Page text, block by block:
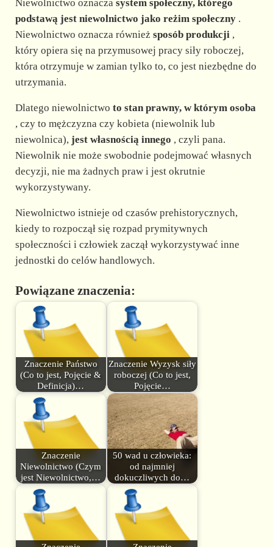
Niewolnictwo oznacza system społeczny, którego
podstawą jest niewolnictwo jako reżim społeczny.
Niewolnictwo oznacza również sposób produkcji,
który opiera się na przymusowej pracy siły roboczej,
która otrzymuje w zamian tylko to, co jest niezbędne do
utrzymania.
Dlatego niewolnictwo to stan prawny, w którym osoba
, czy to mężczyzna czy kobieta (niewolnik lub
niewolnica), jest własnością innego , czyli pana.
Niewolnik nie może swobodnie podejmować własnych
decyzji, nie ma żadnych praw i jest okrutnie
wykorzystywany.
Niewolnictwo istnieje od czasów prehistorycznych,
kiedy to rozpoczął się rozpad prymitywnych
społeczności i człowiek zaczął wykorzystywać inne
jednostki do celów handlowych.
Powiązane znaczenia:
Znaczenie Państwo
(Co to jest, Pojęcie &
Definicja)…
Znaczenie Wyzysk siły
roboczej (Co to jest,
Pojęcie…
Znaczenie
Niewolnictwo (Czym
jest Niewolnictwo,…
50 wad u człowieka:
od najmniej
dokuczliwych do…